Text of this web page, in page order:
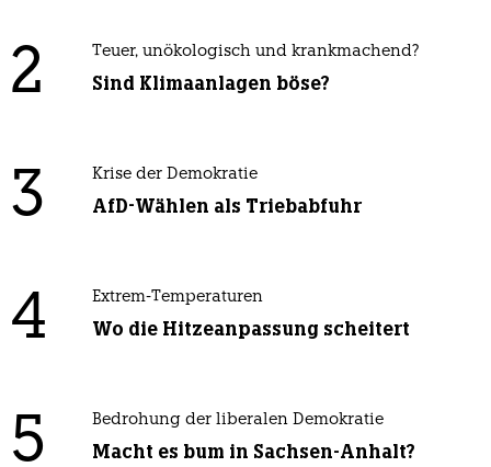
2 Teuer, unökologisch und krankmachend?
Sind Klimaanlagen böse?
3 Krise der Demokratie
AfD-Wählen als Triebabfuhr
4 Extrem-Temperaturen
Wo die Hitzeanpassung scheitert
5 Bedrohung der liberalen Demokratie
Macht es bum in Sachsen-Anhalt?